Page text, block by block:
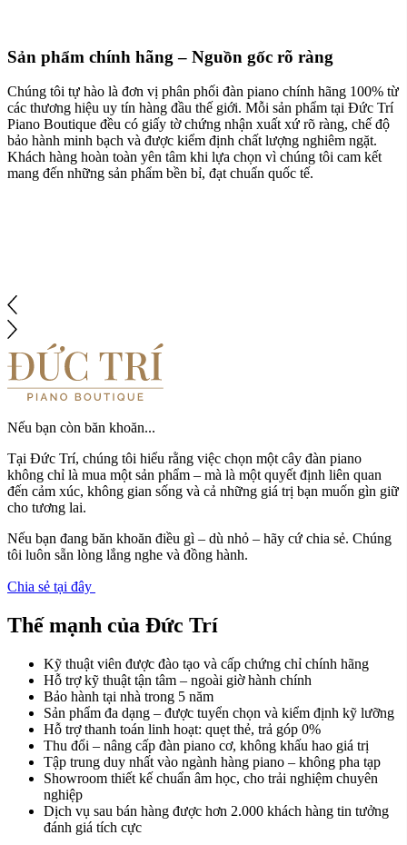
Sản phẩm chính hãng – Nguồn gốc rõ ràng
Chúng tôi tự hào là đơn vị phân phối đàn piano chính hãng 100% từ
các thương hiệu uy tín hàng đầu thế giới. Mỗi sản phẩm tại Đức Trí
Piano Boutique đều có giấy tờ chứng nhận xuất xứ rõ ràng, chế độ
bảo hành minh bạch và được kiểm định chất lượng nghiêm ngặt.
Khách hàng hoàn toàn yên tâm khi lựa chọn vì chúng tôi cam kết
mang đến những sản phẩm bền bỉ, đạt chuẩn quốc tế.
Nếu bạn còn băn khoăn...
Tại Đức Trí, chúng tôi hiểu rằng việc chọn một cây đàn piano
không chỉ là mua một sản phẩm – mà là một quyết định liên quan
đến cảm xúc, không gian sống và cả những giá trị bạn muốn gìn giữ
cho tương lai.
Nếu bạn đang băn khoăn điều gì – dù nhỏ – hãy cứ chia sẻ. Chúng
tôi luôn sẵn lòng lắng nghe và đồng hành.
Chia sẻ tại đây
Thế mạnh của Đức Trí
Kỹ thuật viên được đào tạo và cấp chứng chỉ chính hãng
Hỗ trợ kỹ thuật tận tâm – ngoài giờ hành chính
Bảo hành tại nhà trong 5 năm
Sản phẩm đa dạng – được tuyển chọn và kiểm định kỹ lưỡng
Hỗ trợ thanh toán linh hoạt: quẹt thẻ, trả góp 0%
Thu đổi – nâng cấp đàn piano cơ, không khấu hao giá trị
Tập trung duy nhất vào ngành hàng piano – không pha tạp
Showroom thiết kế chuẩn âm học, cho trải nghiệm chuyên
nghiệp
Dịch vụ sau bán hàng được hơn 2.000 khách hàng tin tưởng
đánh giá tích cực